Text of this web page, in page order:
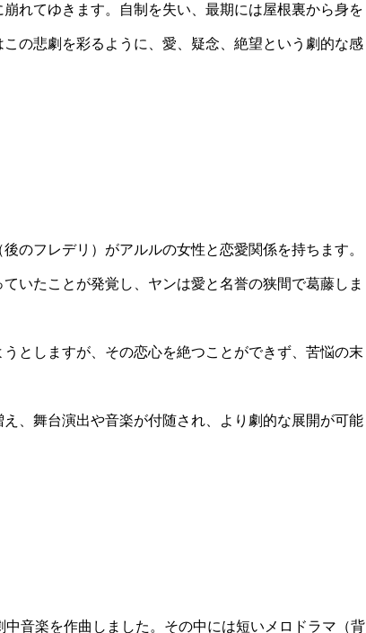
れてゆきます。自制を失い、最期には屋根裏から身を
の悲劇を彩るように、愛、疑念、絶望という劇的な感
のフレデリ）がアルルの女性と恋愛関係を持ちます。
いたことが発覚し、ヤンは愛と名誉の狭間で葛藤しま
としますが、その恋心を絶つことができず、苦悩の末
、舞台演出や音楽が付随され、より劇的な展開が可能
音楽を作曲しました。その中には短いメロドラマ（背